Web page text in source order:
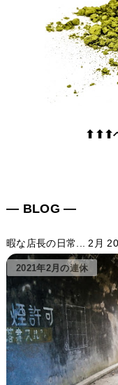
⬆⬆⬆
― BLOG ―
暇な店長の日常... 2月
2021年2月の連休